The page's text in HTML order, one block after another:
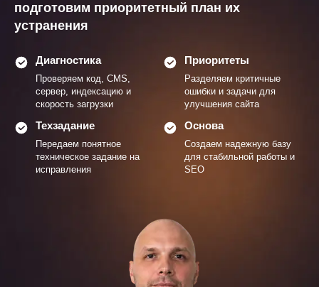
подготовим приоритетный план их
устранения
Диагностика
Проверяем код, CMS,
сервер, индексацию и
скорость загрузки
Приоритеты
Разделяем критичные
ошибки и задачи для
улучшения сайта
Техзадание
Передаем понятное
техническое задание на
исправления
Основа
Создаем надежную базу
для стабильной работы и
SEO